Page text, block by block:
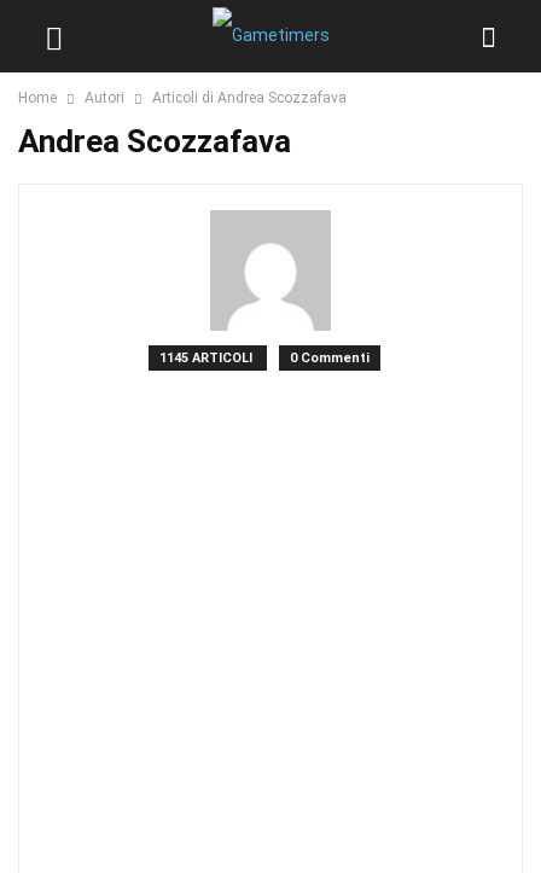
Home Autori Articoli di Andrea Scozzafava
Andrea Scozzafava
1145 ARTICOLI 0 Commenti